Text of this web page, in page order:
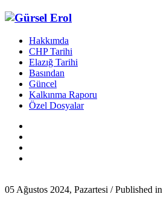
Hakkımda
CHP Tarihi
Elazığ Tarihi
Basından
Güncel
Kalkınma Raporu
Özel Dosyalar
05 Ağustos 2024, Pazartesi /Published in